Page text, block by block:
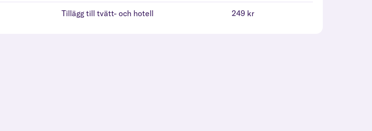
Tillägg till tvätt- och hotell 249 kr